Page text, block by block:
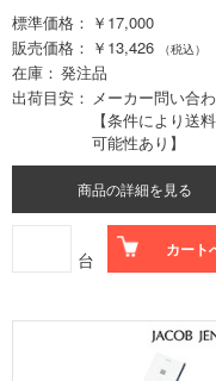
標準価格
￥17,000
販売価格
￥13,426 （税込）
在庫
発注品
出荷目安
メーカー問い合
【条件により送
可能性あり】
商品の詳細を見る
台 カート